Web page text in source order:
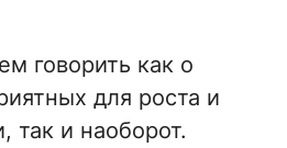
говорить как о
для роста и
так и наоборот.